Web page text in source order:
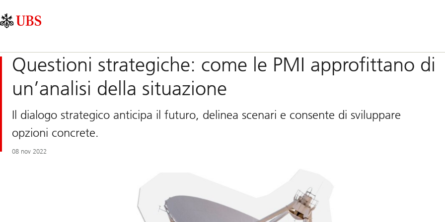
Area
principale
Questioni strategiche: come le PMI approfittano di
un’analisi della situazione
Il dialogo strategico anticipa il futuro, delinea scenari e consente di sviluppare
opzioni concrete.
08 nov 2022